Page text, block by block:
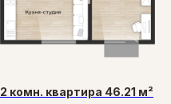
2 комн. квартира 46.21 м²